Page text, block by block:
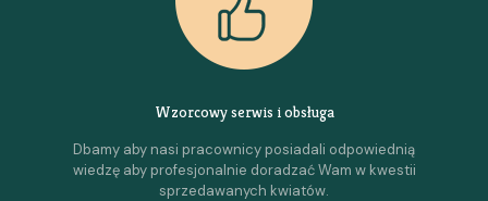
Wzorcowy serwis i obsługa
Dbamy aby nasi pracownicy posiadali odpowiednią
wiedzę aby profesjonalnie doradzać Wam w kwestii
sprzedawanych kwiatów.